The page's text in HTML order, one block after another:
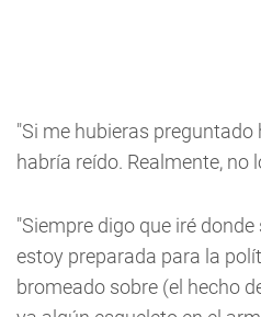
"Si me hubieras preguntado
habría reído. Realmente, no
"Siempre digo que iré
estoy preparada para la
bromeado sobre (el hecho